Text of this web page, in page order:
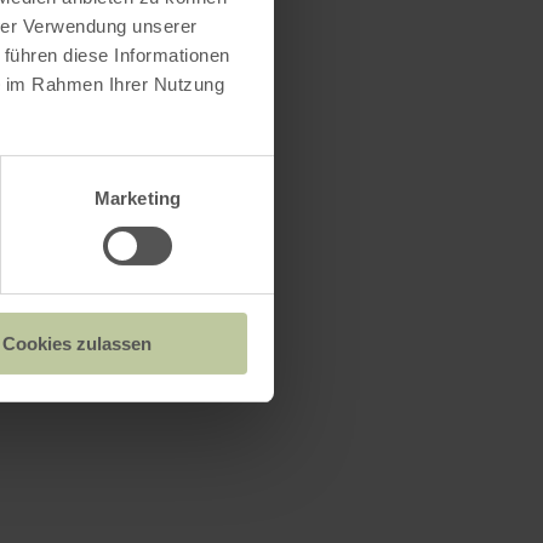
Verwendung unserer
diese Informationen
Rahmen Ihrer Nutzung
Marketing
Cookies zulassen